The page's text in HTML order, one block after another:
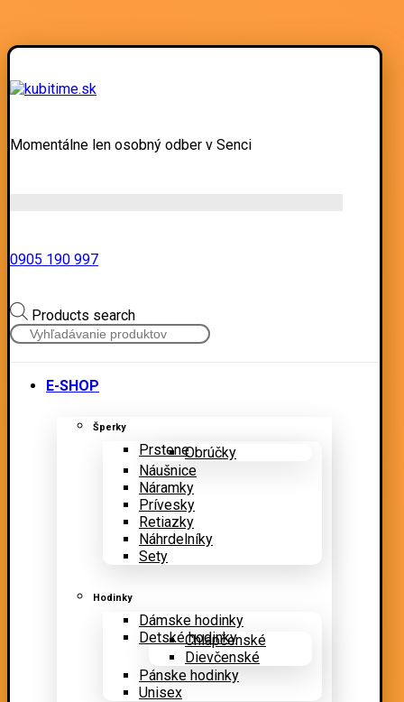
Momentálne len osobný odber v Senci
0905 190 997
Products search
E-SHOP
Šperky
PrsteneObrúčky
Náušnice
Náramky
Prívesky
Retiazky
Náhrdelníky
Sety
Hodinky
Dámske hodinky
Detské hodinky
Chlapčenské
Dievčenské
Pánske hodinky
Unisex